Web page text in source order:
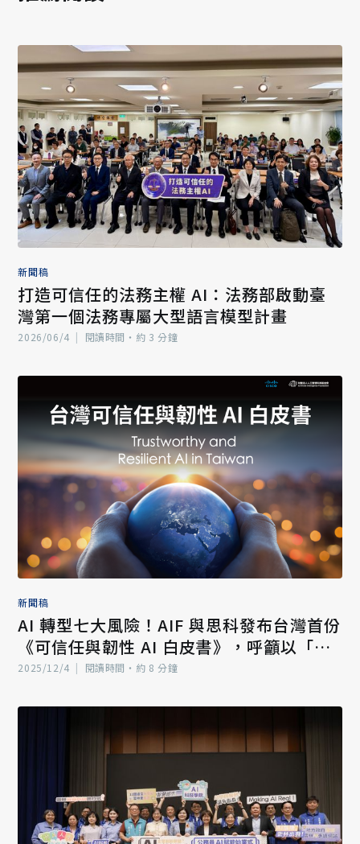
新聞稿
打造可信任的法務主權 AI：法務部啟動臺
灣第一個法務專屬大型語言模型計畫
2026/06/4 | 閱讀時間‧約 3 分鐘
新聞稿
AI 轉型七大風險！AIF 與思科發布台灣首份
《可信任與韌性 AI 白皮書》，呼籲以「信
任」為核心重塑數位韌性
2025/12/4 | 閱讀時間‧約 8 分鐘